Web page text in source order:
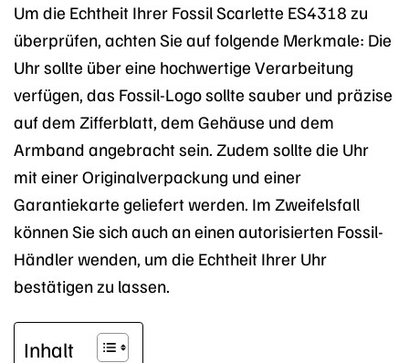
Um die Echtheit Ihrer Fossil Scarlette ES4318 zu
überprüfen, achten Sie auf folgende Merkmale: Die
Uhr sollte über eine hochwertige Verarbeitung
verfügen, das Fossil-Logo sollte sauber und präzise
auf dem Zifferblatt, dem Gehäuse und dem
Armband angebracht sein. Zudem sollte die Uhr
mit einer Originalverpackung und einer
Garantiekarte geliefert werden. Im Zweifelsfall
können Sie sich auch an einen autorisierten Fossil-
Händler wenden, um die Echtheit Ihrer Uhr
bestätigen zu lassen.
Inhalt